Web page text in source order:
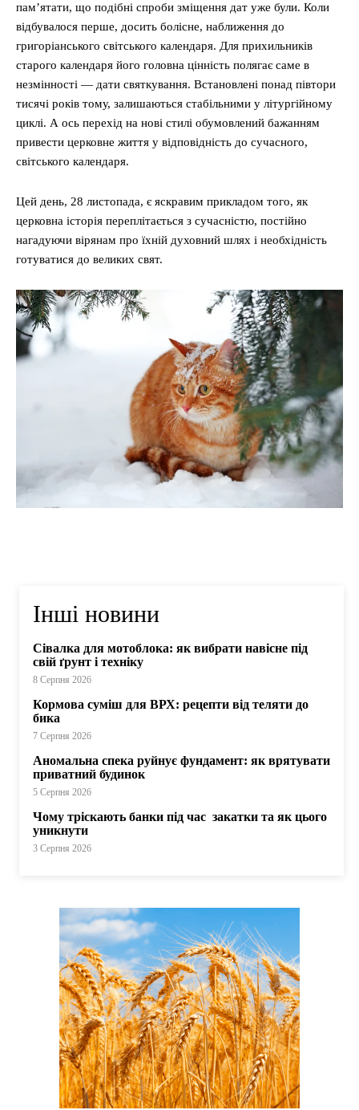
пам’ятати, що подібні спроби зміщення дат уже були. Коли
відбувалося перше, досить болісне, наближення до
григоріанського світського календаря. Для прихильників
старого календаря його головна цінність полягає саме в
незмінності — дати святкування. Встановлені понад півтори
тисячі років тому, залишаються стабільними у літургійному
циклі. А ось перехід на нові стилі обумовлений бажанням
привести церковне життя у відповідність до сучасного,
світського календаря.
Цей день, 28 листопада, є яскравим прикладом того, як
церковна історія переплітається з сучасністю, постійно
нагадуючи вірянам про їхній духовний шлях і необхідність
готуватися до великих свят.
Інші новини
Сівалка для мотоблока: як вибрати навісне під
свій ґрунт і техніку
8 Серпня 2026
Кормова суміш для ВРХ: рецепти від теляти до
бика
7 Серпня 2026
Аномальна спека руйнує фундамент: як врятувати
приватний будинок
5 Серпня 2026
Чому тріскають банки під час закатки та як цього
уникнути
3 Серпня 2026